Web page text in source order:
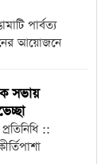
পার্বত্য
আয়োজনে
সভায়
::